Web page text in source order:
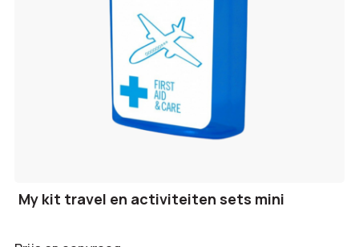
My kit travel en activiteiten sets mini